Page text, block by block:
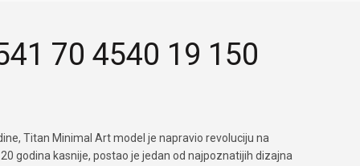
70 4540 19 150
Titan Minimal Art model je napravio revoluciju na
godina kasnije, postao je jedan od najpoznatijih dizajna